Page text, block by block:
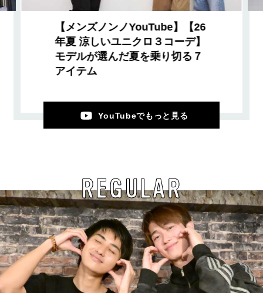
【メンズノンノYouTube】【26
年夏 涼しいユニクロ３コーデ】
モデルが選んだ夏を乗り切る７
アイテム
YouTubeでもっと見る
REGULAR